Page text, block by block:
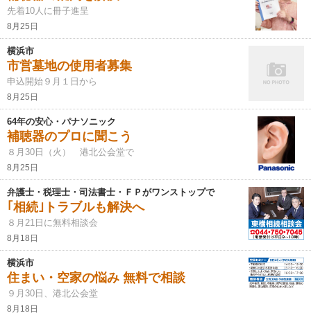
先着10人に冊子進呈
8月25日
横浜市
市営墓地の使用者募集
申込開始９月１日から
8月25日
64年の安心・パナソニック
補聴器のプロに聞こう
８月30日（火） 港北公会堂で
8月25日
弁護士・税理士・司法書士・ＦＰがワンストップで
｢相続｣トラブルも解決へ
８月21日に無料相談会
8月18日
横浜市
住まい・空家の悩み 無料で相談
９月30日、港北公会堂
8月18日